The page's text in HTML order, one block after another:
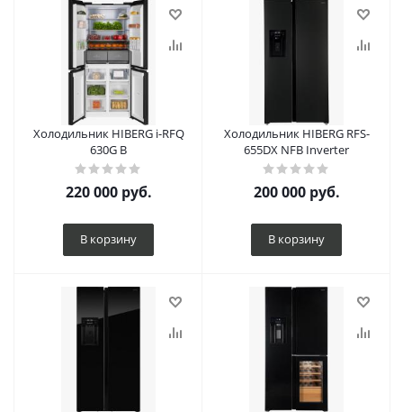
Холодильник HIBERG i-RFQ
630G B
220 000руб.
В корзину
Холодильник HIBERG RFS-
655DX NFB Inverter
200 000руб.
В корзину